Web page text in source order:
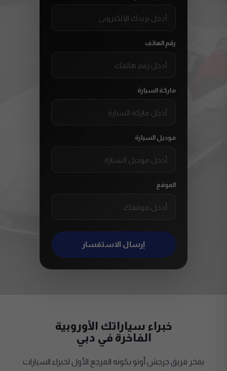
رقم الهاتف
ماركة السيارة
موديل السيارة
الموقع
إرسال الاستفسار
خبراء سياراتك الأوروبية
الفاخرة في دبي
يفخر فريق جرجش أوتو بكونه المرجع الأول لخبراء السيارات